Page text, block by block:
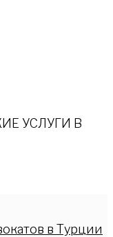
УСЛУГИ В
в Турции